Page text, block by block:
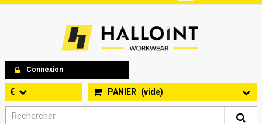
Connexion
PANIER (vide)
€